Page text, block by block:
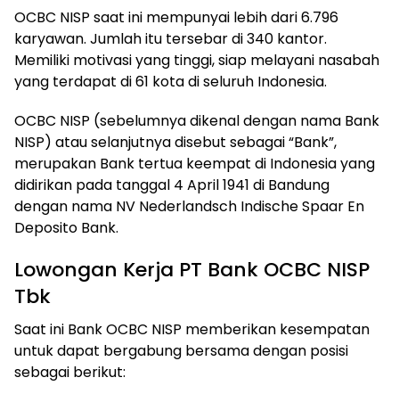
OCBC NISP saat ini mempunyai lebih dari 6.796
karyawan. Jumlah itu tersebar di 340 kantor.
Memiliki motivasi yang tinggi, siap melayani nasabah
yang terdapat di 61 kota di seluruh Indonesia.
OCBC NISP (sebelumnya dikenal dengan nama Bank
NISP) atau selanjutnya disebut sebagai “Bank”,
merupakan Bank tertua keempat di Indonesia yang
didirikan pada tanggal 4 April 1941 di Bandung
dengan nama NV Nederlandsch Indische Spaar En
Deposito Bank.
Lowongan Kerja PT Bank OCBC NISP
Tbk
Saat ini Bank OCBC NISP memberikan kesempatan
untuk dapat bergabung bersama dengan posisi
sebagai berikut: